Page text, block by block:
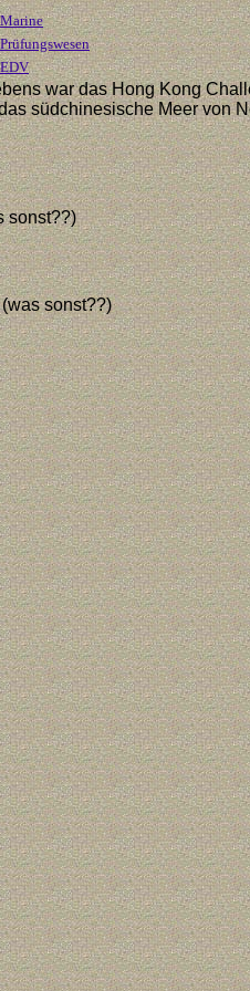
Marine
Prüfungswesen
EDV
war das Hong Kong
südchinesische Meer von
sonst??)
sonst??)